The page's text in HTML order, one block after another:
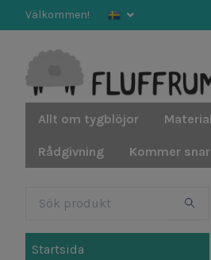
Välkommen!
Allt om tygblöjor
Rådgivning Kommer
Startsida